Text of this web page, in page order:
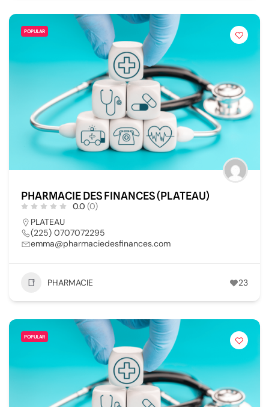
POPULAR
PHARMACIE DES FINANCES (PLATEAU)
0.0 (0)
PLATEAU
(225) 0707072295
emma@pharmaciedesfinances.com
PHARMACIE 23
POPULAR